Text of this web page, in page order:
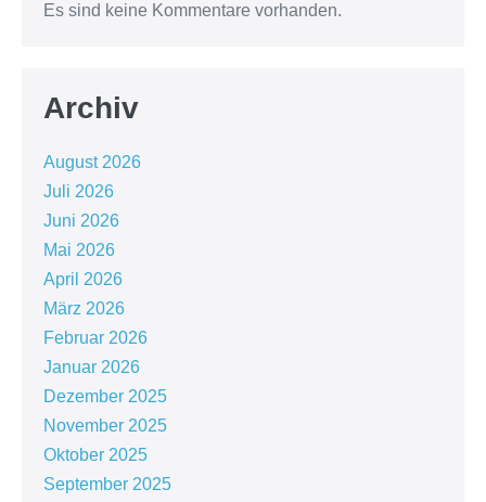
Es sind keine Kommentare vorhanden.
Archiv
August 2026
Juli 2026
Juni 2026
Mai 2026
April 2026
März 2026
Februar 2026
Januar 2026
Dezember 2025
November 2025
Oktober 2025
September 2025